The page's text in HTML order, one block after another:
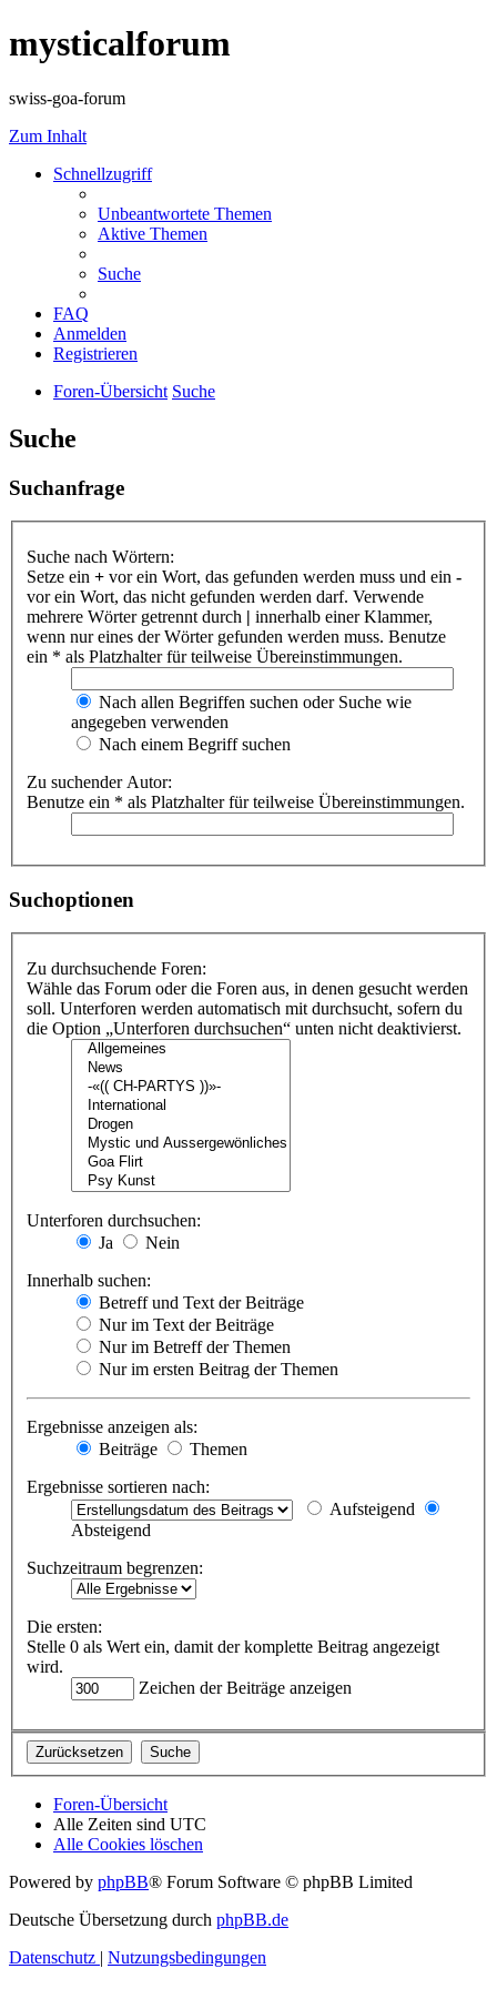
mysticalforum
swiss-goa-forum
Zum Inhalt
Schnellzugriff
Unbeantwortete Themen
Aktive Themen
Suche
FAQ
Anmelden
Registrieren
Foren-Übersicht Suche
Suche
Suchanfrage
Suche nach Wörtern:
Setze ein + vor ein Wort, das gefunden werden muss und ein -
vor ein Wort, das nicht gefunden werden darf. Verwende
mehrere Wörter getrennt durch | innerhalb einer Klammer,
wenn nur eines der Wörter gefunden werden muss. Benutze
ein * als Platzhalter für teilweise Übereinstimmungen.
Nach allen Begriffen suchen oder Suche wie
angegeben verwenden
Nach einem Begriff suchen
Zu suchender Autor:
Benutze ein * als Platzhalter für teilweise Übereinstimmungen.
Suchoptionen
Zu durchsuchende Foren:
Wähle das Forum oder die Foren aus, in denen gesucht werden
soll. Unterforen werden automatisch mit durchsucht, sofern du
die Option „Unterforen durchsuchen“ unten nicht deaktivierst.
Unterforen durchsuchen:
Ja
Nein
Innerhalb suchen:
Betreff und Text der Beiträge
Nur im Text der Beiträge
Nur im Betreff der Themen
Nur im ersten Beitrag der Themen
Ergebnisse anzeigen als:
Beiträge
Themen
Ergebnisse sortieren nach:
Aufsteigend
Absteigend
Suchzeitraum begrenzen:
Die ersten:
Stelle 0 als Wert ein, damit der komplette Beitrag angezeigt
wird.
Zeichen der Beiträge anzeigen
Foren-Übersicht
Alle Zeiten sind UTC
Alle Cookies löschen
Powered by phpBB® Forum Software © phpBB Limited
Deutsche Übersetzung durch phpBB.de
Datenschutz | Nutzungsbedingungen